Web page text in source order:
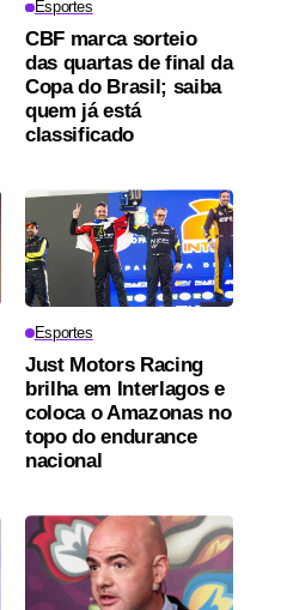
Esportes
CBF marca sorteio
das quartas de final da
Copa do Brasil; saiba
quem já está
classificado
Esportes
Just Motors Racing
brilha em Interlagos e
coloca o Amazonas no
topo do endurance
nacional